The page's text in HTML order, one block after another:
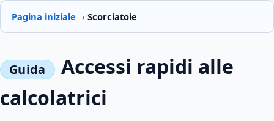
Pagina iniziale › Scorciatoie
Accessi rapidi alle
calcolatrici